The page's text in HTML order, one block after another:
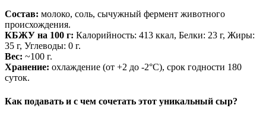
Состав: молоко, соль, сычужный фермент животного
происхождения.
КБЖУ на 100 г: Калорийность: 413 ккал, Белки: 23 г, Жиры:
35 г, Углеводы: 0 г.
Вес: ~100 г.
Хранение: охлаждение (от +2 до -2°C), срок годности 180
суток.
Как подавать и с чем сочетать этот уникальный сыр?